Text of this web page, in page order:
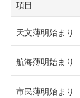
項目
天文薄明始まり
航海薄明始まり
市民薄明始まり